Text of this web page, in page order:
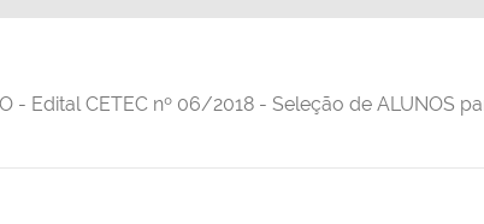
- Edital CETEC nº 06/2018 - Seleção de ALUNOS